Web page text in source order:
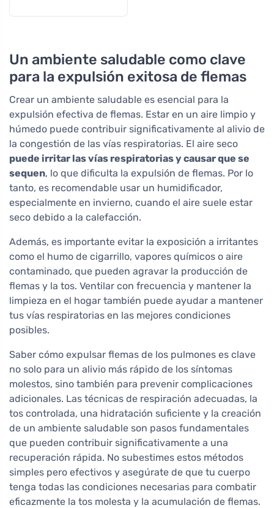
Un ambiente saludable como clave
para la expulsión exitosa de flemas
Crear un ambiente saludable es esencial para la
expulsión efectiva de flemas. Estar en un aire limpio y
húmedo puede contribuir significativamente al alivio de
la congestión de las vías respiratorias. El aire seco
puede irritar las vías respiratorias y causar que se
sequen, lo que dificulta la expulsión de flemas. Por lo
tanto, es recomendable usar un humidificador,
especialmente en invierno, cuando el aire suele estar
seco debido a la calefacción.
Además, es importante evitar la exposición a irritantes
como el humo de cigarrillo, vapores químicos o aire
contaminado, que pueden agravar la producción de
flemas y la tos. Ventilar con frecuencia y mantener la
limpieza en el hogar también puede ayudar a mantener
tus vías respiratorias en las mejores condiciones
posibles.
Saber cómo expulsar flemas de los pulmones es clave
no solo para un alivio más rápido de los síntomas
molestos, sino también para prevenir complicaciones
adicionales. Las técnicas de respiración adecuadas, la
tos controlada, una hidratación suficiente y la creación
de un ambiente saludable son pasos fundamentales
que pueden contribuir significativamente a una
recuperación rápida. No subestimes estos métodos
simples pero efectivos y asegúrate de que tu cuerpo
tenga todas las condiciones necesarias para combatir
eficazmente la tos molesta y la acumulación de flemas.